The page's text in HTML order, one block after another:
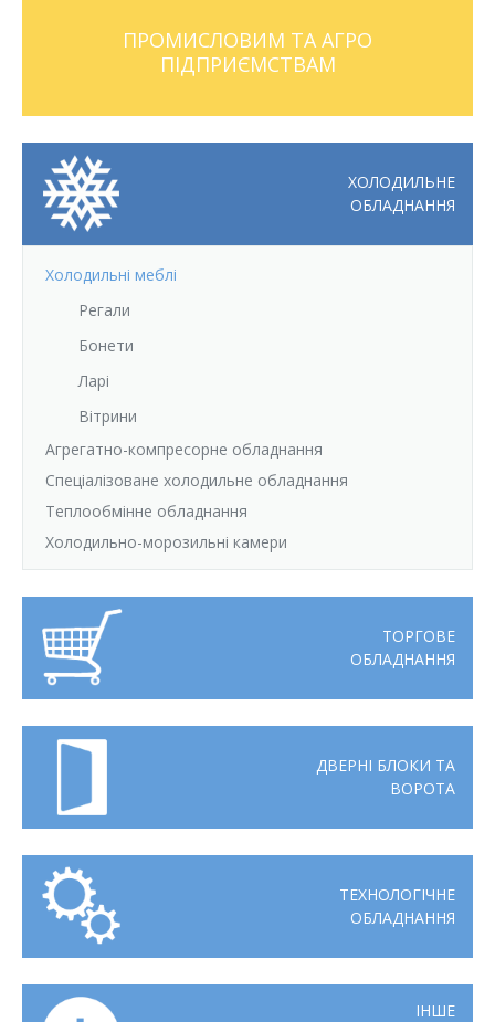
Вакансії
АвтоматизаціяПРОМИСЛОВИМ ТА АГРО
ПІДПРИЄМСТВАМ
ХОЛОДИЛЬНЕ
ОБЛАДНАННЯ
Холодильні меблі
Регали
Бонети
Ларі
Вітрини
Агрегатно-компресорне обладнання
Спеціалізоване холодильне обладнання
Теплообмінне обладнання
Холодильно-морозильні камери
ТОРГОВЕ
ОБЛАДНАННЯ
ДВЕРНІ БЛОКИ ТА
ВОРОТА
ТЕХНОЛОГІЧНЕ
ОБЛАДНАННЯ
ІНШЕ